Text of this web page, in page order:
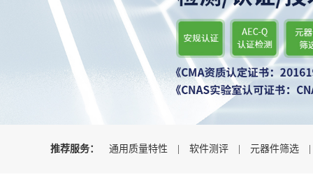
推荐服务： 通用质量特性 软件测评 元器件筛选